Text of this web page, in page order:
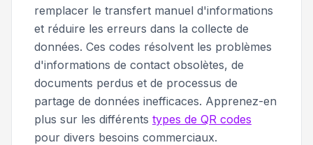
remplacer le transfert manuel d'informations
et réduire les erreurs dans la collecte de
données. Ces codes résolvent les problèmes
d'informations de contact obsolètes, de
documents perdus et de processus de
partage de données inefficaces. Apprenez-en
plus sur les différents types de QR codes
pour divers besoins commerciaux.